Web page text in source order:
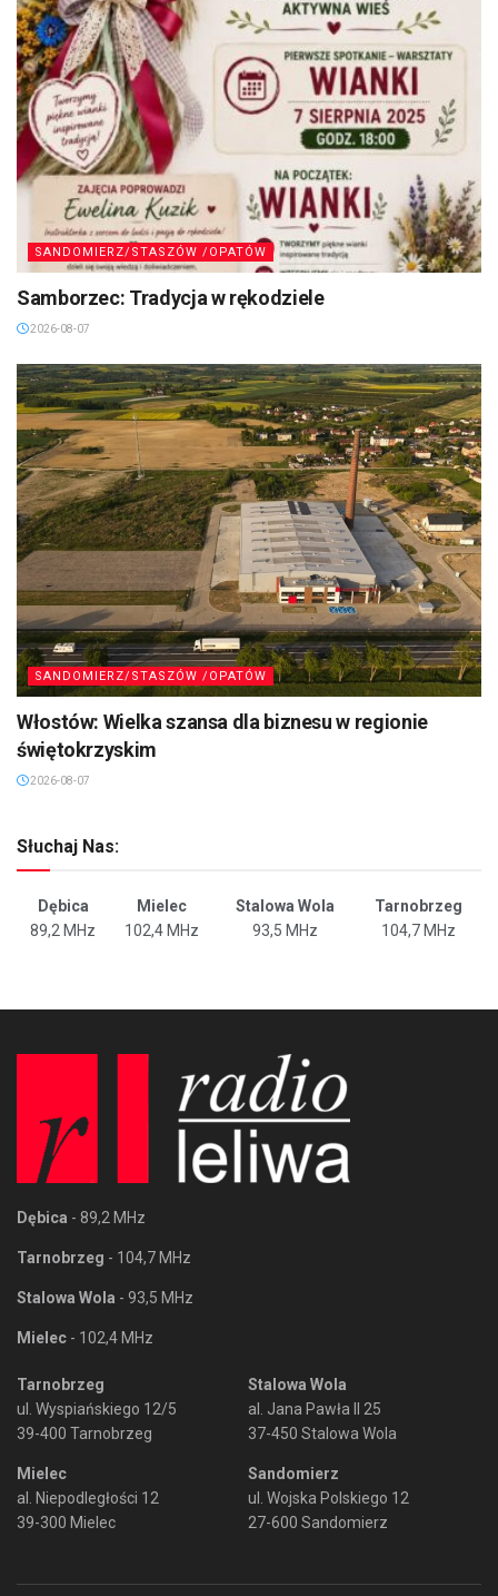
SANDOMIERZ/STASZÓW /OPATÓW
Samborzec: Tradycja w rękodziele
2026-08-07
SANDOMIERZ/STASZÓW /OPATÓW
Włostów: Wielka szansa dla biznesu w regionie
świętokrzyskim
2026-08-07
Słuchaj Nas:
Dębica Mielec Stalowa Wola
Tarnobrzeg
89,2 MHz
102,4 MHz 93,5 MHz 104,7 MHz
Dębica - 89,2 MHz
Tarnobrzeg - 104,7 MHz
Stalowa Wola - 93,5 MHz
Mielec - 102,4 MHz
Tarnobrzeg
ul. Wyspiańskiego 12/5
39-400 Tarnobrzeg
Mielec
al. Niepodległości 12
39-300 Mielec
Stalowa Wola
al. Jana Pawła II 25
37-450 Stalowa Wola
Sandomierz
ul. Wojska Polskiego 12
27-600 Sandomierz